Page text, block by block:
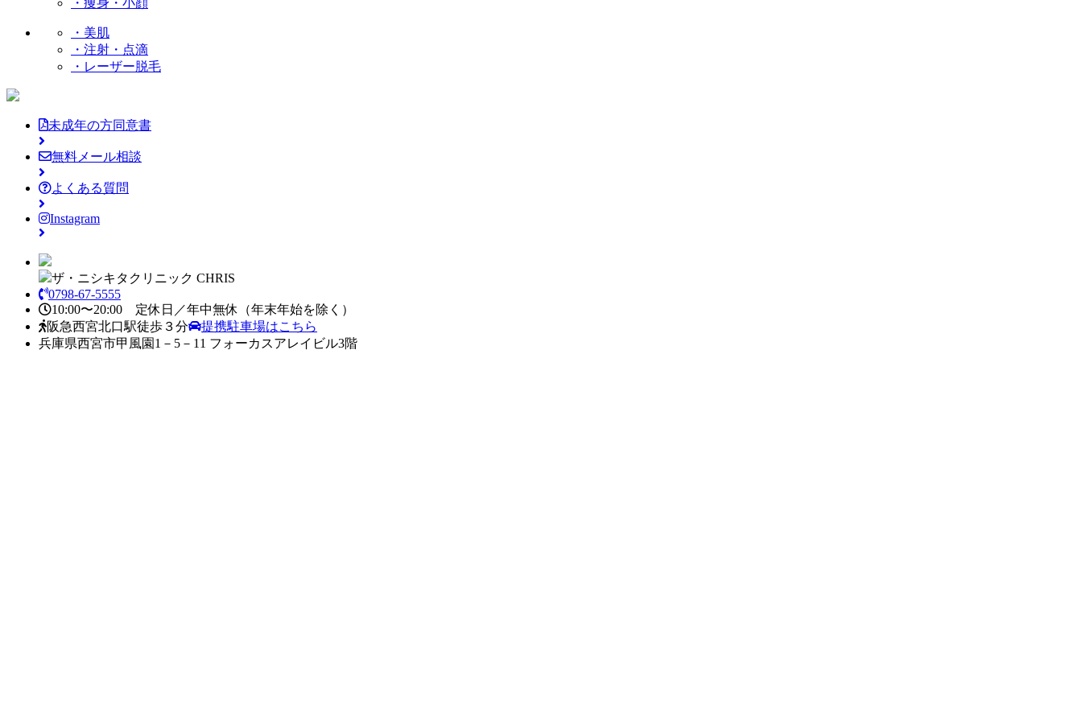
・痩身・小顔
・美肌
・注射・点滴
・レーザー脱毛
未成年の方同意書
無料メール相談
よくある質問
Instagram
ザ・ニシキタクリニック CHRIS
0798-67-5555
10:00〜20:00 定休日／年中無休 （年末年始を除く）
阪急西宮北口駅徒歩３分
提携駐車場はこちら
兵庫県西宮市甲風園1－5－11 フォーカスアレイビル3階